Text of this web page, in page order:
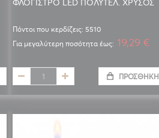
ΦΛΟΓΙΣΤΡΟ LED ΠΟΛΥΤΕΛ. ΧΡΥΣΟΣ
Πόντοι που κερδίζεις: 5510
Για μεγαλύτερη ποσότητα έως: 19,29 €
ΠΡΟΣΘΉΚΗ